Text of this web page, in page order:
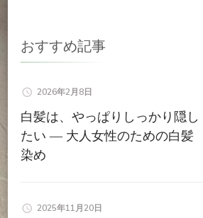
ー
シ
ョ
ン
おすすめ記事
2026年2月8日
白髪は、やっぱりしっかり隠し
たい ― 大人女性のための白髪
染め
2025年11月20日